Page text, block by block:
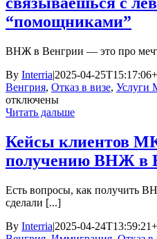
“помощниками”
ВНЖ в Венгрии — это про
By Interria|2025-04-
Венгрия, Отказ в визе, Услуги
отключены
Читать дальше
Кейсы клиентов
получению ВНЖ в
Есть вопросы, как получить
сделали [...]
By Interria|2025-04-